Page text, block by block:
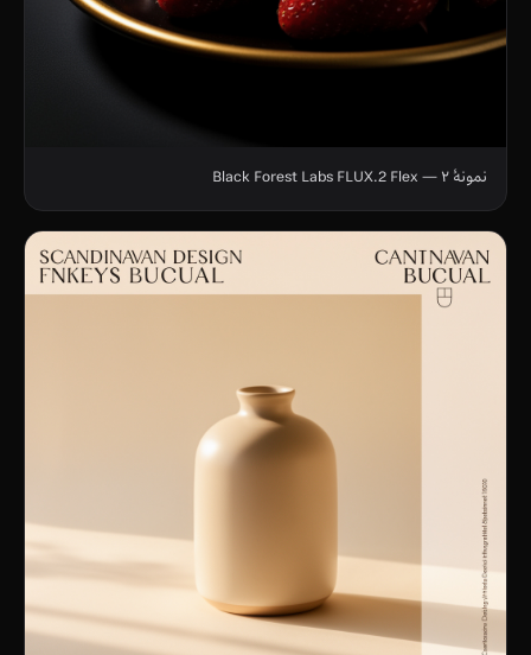
نمونهٔ ۲ — Black Forest Labs FLUX.2 Flex